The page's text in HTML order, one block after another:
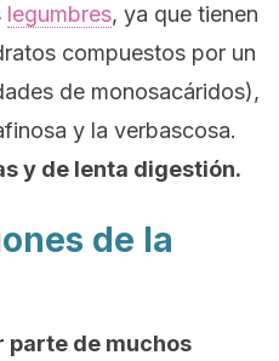
legumbres, ya que tienen
compuestos por un
de monosacáridos),
y la verbascosa.
y de lenta digestión.
de la
parte de muchos